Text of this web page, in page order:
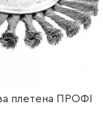
плетена ПРОФІ